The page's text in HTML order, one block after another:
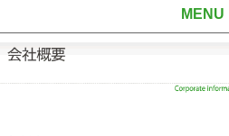
MENU
会社理念